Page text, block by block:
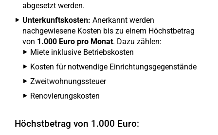
abgesetzt werden.
Unterkunftskosten: Anerkannt werden
nachgewiesene Kosten bis zu einem Höchstbetrag
von 1.000 Euro pro Monat. Dazu zählen:
Miete inklusive Betriebskosten
Kosten für notwendige Einrichtungsgegenstände
Zweitwohnungssteuer
Renovierungskosten
Höchstbetrag von 1.000 Euro: